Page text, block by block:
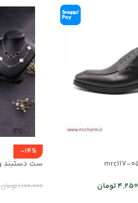
تومان
-14%
1,100,000تومان